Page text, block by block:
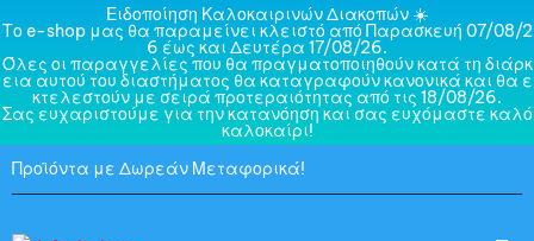
Ειδοποίηση Καλοκαιρινών Διακοπών ☀️
Το e-shop μας θα παραμείνει κλειστό από Παρασκευή 07/08/2
6 έως και Δευτέρα 17/08/26.
Όλες οι παραγγελίες που θα πραγματοποιηθούν κατά τη διάρκ
εια αυτού του διαστήματος θα καταγραφούν κανονικά και θα ε
κτελεστούν με σειρά προτεραιότητας από τις 18/08/26.
Σας ευχαριστούμε για την κατανόηση και σας ευχόμαστε καλό
καλοκαίρι!
Προϊόντα με Δωρεάν Μεταφορικά!